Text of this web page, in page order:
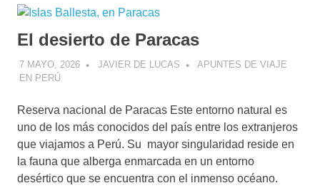
El desierto de Paracas
7 MAYO, 2026 JAVIER DE LUCAS
APUNTES DE VIAJE
EN PERÚ
Reserva nacional de Paracas Este entorno natural es
uno de los más conocidos del país entre los extranjeros
que viajamos a Perú. Su mayor singularidad reside en
la fauna que alberga enmarcada en un entorno
desértico que se encuentra con el inmenso océano.